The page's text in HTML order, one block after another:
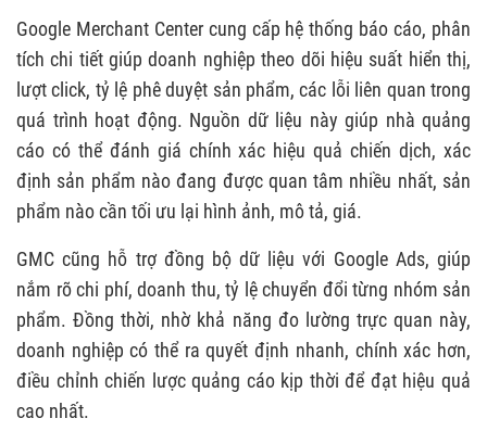
Google Merchant Center cung cấp hệ thống báo cáo, phân
tích chi tiết giúp doanh nghiệp theo dõi hiệu suất hiển thị,
lượt click, tỷ lệ phê duyệt sản phẩm, các lỗi liên quan trong
quá trình hoạt động. Nguồn dữ liệu này giúp nhà quảng
cáo có thể đánh giá chính xác hiệu quả chiến dịch, xác
định sản phẩm nào đang được quan tâm nhiều nhất, sản
phẩm nào cần tối ưu lại hình ảnh, mô tả, giá.
GMC cũng hỗ trợ đồng bộ dữ liệu với Google Ads, giúp
nắm rõ chi phí, doanh thu, tỷ lệ chuyển đổi từng nhóm sản
phẩm. Đồng thời, nhờ khả năng đo lường trực quan này,
doanh nghiệp có thể ra quyết định nhanh, chính xác hơn,
điều chỉnh chiến lược quảng cáo kịp thời để đạt hiệu quả
cao nhất.